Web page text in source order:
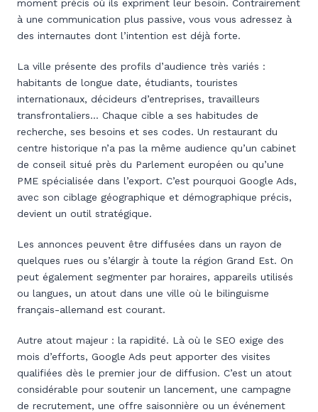
moment précis où ils expriment leur besoin. Contrairement
à une communication plus passive, vous vous adressez à
des internautes dont l’intention est déjà forte.
La ville présente des profils d’audience très variés :
habitants de longue date, étudiants, touristes
internationaux, décideurs d’entreprises, travailleurs
transfrontaliers… Chaque cible a ses habitudes de
recherche, ses besoins et ses codes. Un restaurant du
centre historique n’a pas la même audience qu’un cabinet
de conseil situé près du Parlement européen ou qu’une
PME spécialisée dans l’export. C’est pourquoi Google Ads,
avec son ciblage géographique et démographique précis,
devient un outil stratégique.
Les annonces peuvent être diffusées dans un rayon de
quelques rues ou s’élargir à toute la région Grand Est. On
peut également segmenter par horaires, appareils utilisés
ou langues, un atout dans une ville où le bilinguisme
français-allemand est courant.
Autre atout majeur : la rapidité. Là où le SEO exige des
mois d’efforts, Google Ads peut apporter des visites
qualifiées dès le premier jour de diffusion. C’est un atout
considérable pour soutenir un lancement, une campagne
de recrutement, une offre saisonnière ou un événement